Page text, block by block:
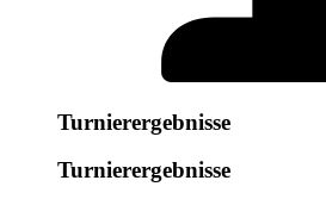
Turnierergebnisse
Turnierergebnisse